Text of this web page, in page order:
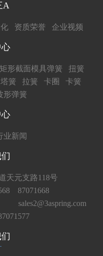
A
资质荣誉 企业视频
矩形截面模具弹簧
扭簧
塔簧 拉簧 卡圈
卡簧
形弹簧
业新闻
天元支路118号
87071668
sales2@3aspring.com